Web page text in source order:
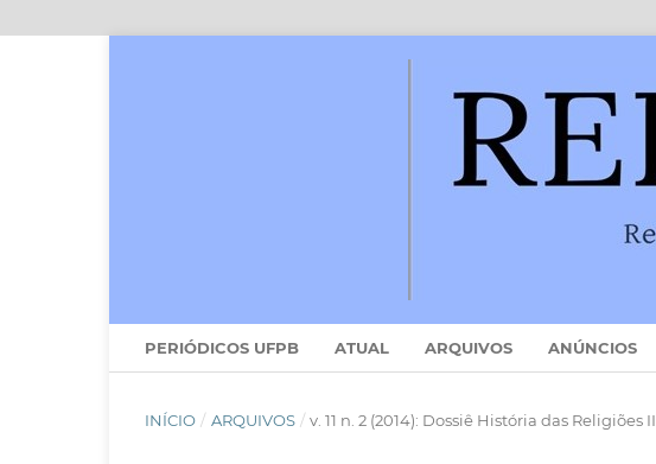
PERIÓDICOS UFPB ATUAL ARQUIVOS ANÚNCIOS
INÍCIO / ARQUIVOS / v. 11 n. 2 (2014): Dossiê História das Religiões II